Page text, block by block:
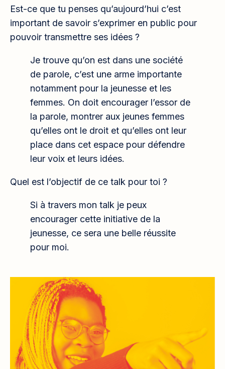
Est-ce que tu penses qu’aujourd’hui c’est
important de savoir s’exprimer en public pour
pouvoir transmettre ses idées ?
Je trouve qu’on est dans une société
de parole, c’est une arme importante
notamment pour la jeunesse et les
femmes. On doit encourager l’essor de
la parole, montrer aux jeunes femmes
qu’elles ont le droit et qu’elles ont leur
place dans cet espace pour défendre
leur voix et leurs idées.
Quel est l’objectif de ce talk pour toi ?
Si à travers mon talk je peux
encourager cette initiative de la
jeunesse, ce sera une belle réussite
pour moi.